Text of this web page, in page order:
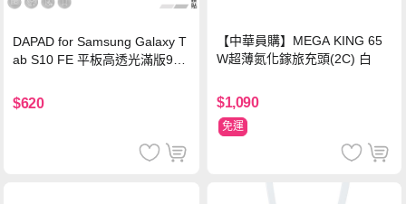
DAPAD for Samsung Galaxy T
ab S10 FE 平板高透光滿版9H
$620
【中華員購】MEGA KING 65
W超薄氮化鎵旅充頭(2C) 白
$1,090
免運